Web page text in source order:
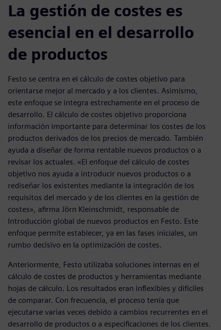
La gestión de costes es
esencial en el desarrollo
de productos
Festo se centra en el cálculo de costes objetivo para
orientarse mejor al mercado y a los clientes. Asimismo,
este enfoque se integra estrechamente en el proceso de
desarrollo. El cálculo de costes objetivo proporciona
información importante para determinar los costes de los
productos derivados de los precios de mercado. También
ayuda a diseñar de forma rentable nuevos productos o a
revisar los actuales. «El enfoque del cálculo de costes
objetivo nos ayuda a introducir nuevos productos o a
rediseñar los existentes mediante la integración de los
requisitos del mercado y de los clientes en la gestión de
costes», afirma Jörn Kleinschmidt, responsable de
Introducción global de nuevos productos en Festo. Este
enfoque permite establecer, ya en las fases iniciales, un
rumbo decisivo en la optimización de costes.
Anteriormente, Festo utilizaba soluciones internas en el
cálculo de costes de productos y herramientas mediante
hojas de cálculo. Los resultados eran inflexibles y difíciles
de comparar. Con frecuencia, el proceso tenía que
ejecutarse varias veces debido a cambios recurrentes en el
desarrollo de productos o a especificaciones de los clientes.